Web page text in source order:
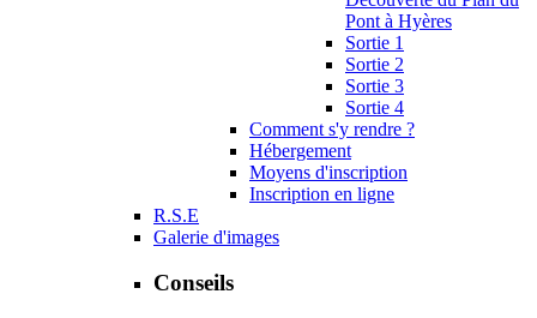
Pont à Hyères
Sortie 1
Sortie 2
Sortie 3
Sortie 4
Comment s'y rendre ?
Hébergement
Moyens d'inscription
Inscription en ligne
R.S.E
Galerie d'images
Conseils